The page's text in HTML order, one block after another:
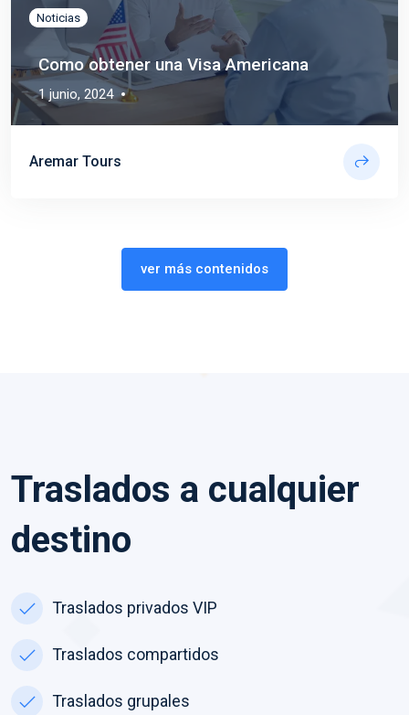
Travel
Noticias
Como obtener una Visa Americana
1 junio, 2024
Aremar Tours
ver más contenidos
Traslados a cualquier
destino
Traslados privados VIP
Traslados compartidos
Traslados grupales